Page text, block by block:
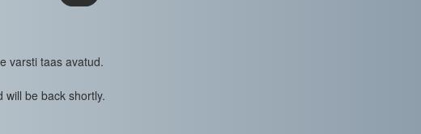
varsti taas avatud.
be back shortly.